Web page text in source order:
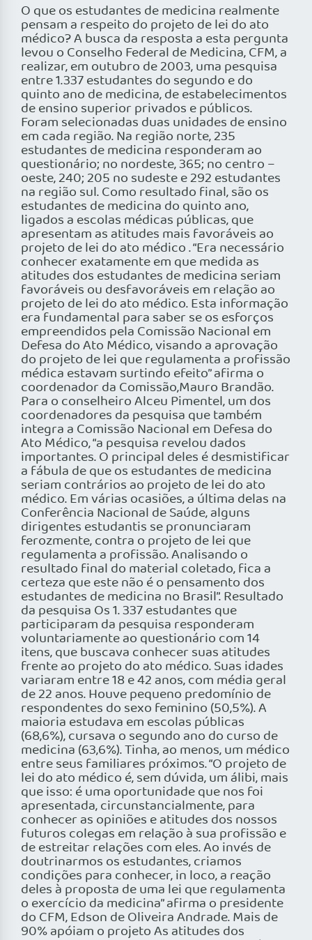
O que os estudantes de medicina realmente
pensam a respeito do projeto de lei do ato
médico? A busca da resposta a esta pergunta
levou o Conselho Federal de Medicina, CFM, a
realizar, em outubro de 2003, uma pesquisa
entre 1.337 estudantes do segundo e do
quinto ano de medicina, de estabelecimentos
de ensino superior privados e públicos.
Foram selecionadas duas unidades de ensino
em cada região. Na região norte, 235
estudantes de medicina responderam ao
questionário; no nordeste, 365; no centro –
oeste, 240; 205 no sudeste e 292 estudantes
na região sul. Como resultado final, são os
estudantes de medicina do quinto ano,
ligados a escolas médicas públicas, que
apresentam as atitudes mais favoráveis ao
projeto de lei do ato médico . “Era necessário
conhecer exatamente em que medida as
atitudes dos estudantes de medicina seriam
favoráveis ou desfavoráveis em relação ao
projeto de lei do ato médico. Esta informação
era fundamental para saber se os esforços
empreendidos pela Comissão Nacional em
Defesa do Ato Médico, visando a aprovação
do projeto de lei que regulamenta a profissão
médica estavam surtindo efeito” afirma o
coordenador da Comissão,Mauro Brandão.
Para o conselheiro Alceu Pimentel, um dos
coordenadores da pesquisa que também
integra a Comissão Nacional em Defesa do
Ato Médico, “a pesquisa revelou dados
importantes. O principal deles é desmistificar
a fábula de que os estudantes de medicina
seriam contrários ao projeto de lei do ato
médico. Em várias ocasiões, a última delas na
Conferência Nacional de Saúde, alguns
dirigentes estudantis se pronunciaram
ferozmente, contra o projeto de lei que
regulamenta a profissão. Analisando o
resultado final do material coletado, fica a
certeza que este não é o pensamento dos
estudantes de medicina no Brasil”. Resultado
da pesquisa Os 1. 337 estudantes que
participaram da pesquisa responderam
voluntariamente ao questionário com 14
itens, que buscava conhecer suas atitudes
frente ao projeto do ato médico. Suas idades
variaram entre 18 e 42 anos, com média geral
de 22 anos. Houve pequeno predomínio de
respondentes do sexo feminino (50,5%). A
maioria estudava em escolas públicas
(68,6%), cursava o segundo ano do curso de
medicina (63,6%). Tinha, ao menos, um médico
entre seus familiares próximos. “O projeto de
lei do ato médico é, sem dúvida, um álibi, mais
que isso: é uma oportunidade que nos foi
apresentada, circunstancialmente, para
conhecer as opiniões e atitudes dos nossos
futuros colegas em relação à sua profissão e
de estreitar relações com eles. Ao invés de
doutrinarmos os estudantes, criamos
condições para conhecer, in loco, a reação
deles à proposta de uma lei que regulamenta
o exercício da medicina” afirma o presidente
do CFM, Edson de Oliveira Andrade. Mais de
90% apóiam o projeto As atitudes dos